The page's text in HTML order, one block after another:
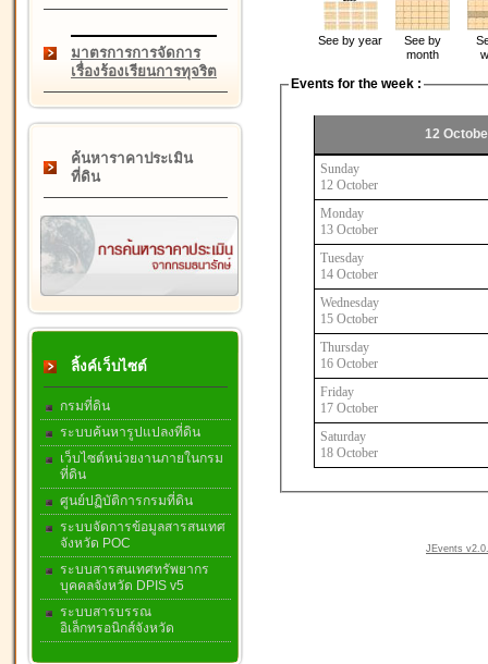
มาตรการการจัดการ
เรื่องร้องเรียนการทุจริต
ค้นหาราคาประเมิน
ที่ดิน
ลิ้งค์เว็บไซต์
กรมที่ดิน
ระบบค้นหารูปแปลงที่ดิน
เว็บไซต์หน่วยงานภายในกรม
ที่ดิน
ศูนย์ปฏิบัติการกรมที่ดิน
ระบบจัดการข้อมูลสารสนเทศ
จังหวัด POC
ระบบสารสนเทศทรัพยากร
บุคคลจังหวัด DPIS v5
ระบบสารบรรณ
อิเล็กทรอนิกส์จังหวัด
See by year
See by
month
Events for the week :
12
Sunday
12 October
Monday
13 October
Tuesday
14 October
Wednesday
15 October
Thursday
16 October
Friday
17 October
Saturday
18 October
JEvents